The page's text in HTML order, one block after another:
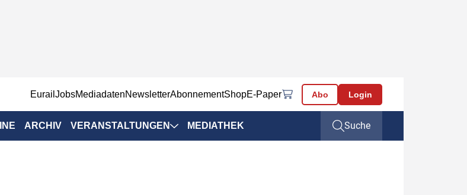
EurailJobsMediadatenNewsletterAbonnementShopE-Paper Abo Login
ARCHIV VERANSTALTUNGEN MEDIATHEK Suche